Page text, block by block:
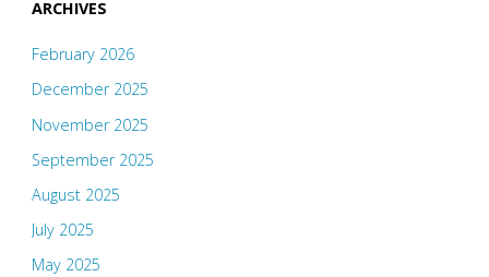
ARCHIVES
February 2026
December 2025
November 2025
September 2025
August 2025
July 2025
May 2025